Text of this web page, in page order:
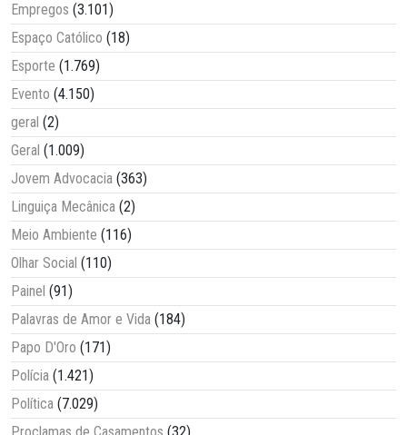
Empregos (3.101)
Espaço Católico (18)
Esporte (1.769)
Evento (4.150)
geral (2)
Geral (1.009)
Jovem Advocacia (363)
Linguiça Mecânica (2)
Meio Ambiente (116)
Olhar Social (110)
Painel (91)
Palavras de Amor e Vida (184)
Papo D'Oro (171)
Polícia (1.421)
Política (7.029)